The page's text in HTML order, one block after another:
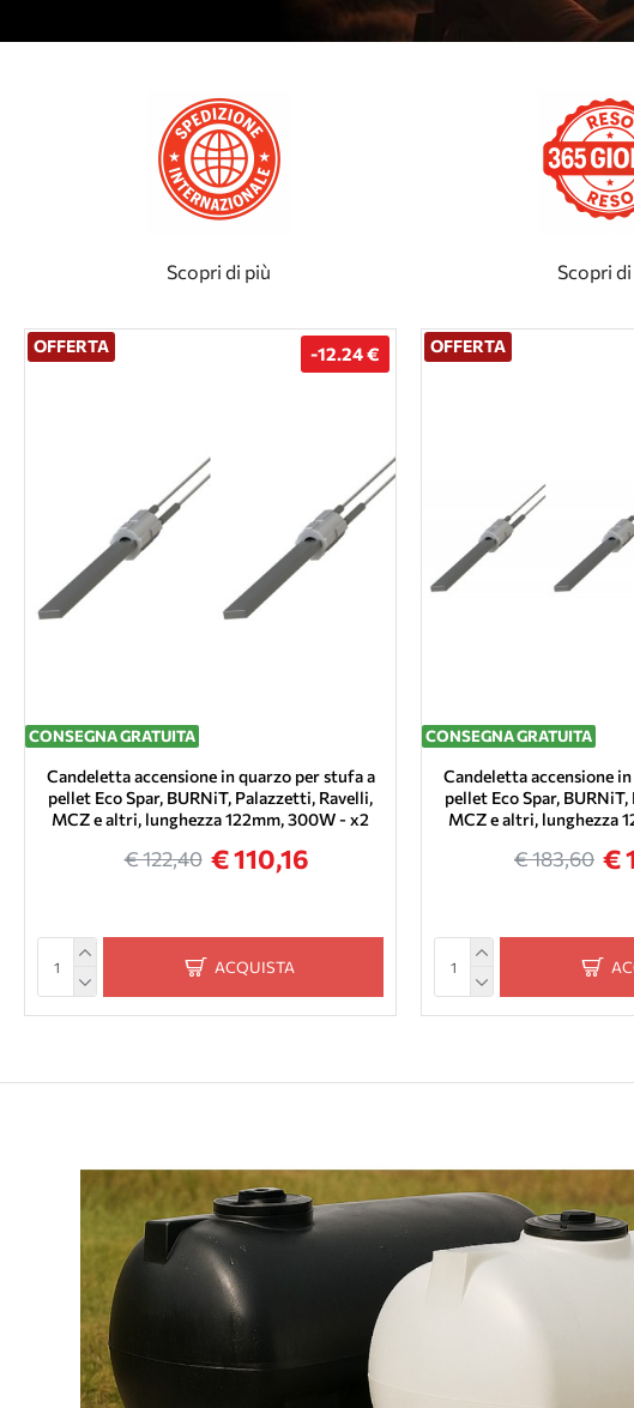
Scopri di più Scopri
OFFERTA
CONSEGNA GRATUITA
-12.24 €
Candeletta accensione in quarzo per stufa a
pellet Eco Spar, BURNiT, Palazzetti, Ravelli,
MCZ e altri, lunghezza 122mm, 300W - x2
€ 110,16
€ 122,40
ACQUISTA
OFFERTA
CONSEGNA GRATUITA
Candeletta accensione
pellet Eco Spar,
MCZ e altri, lunghezza
€
€ 183,60